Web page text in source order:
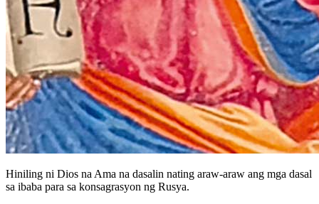
Hiniling ni Dios na Ama na dasalin nating araw-araw ang mga dasal
sa ibaba para sa konsagrasyon ng Rusya.